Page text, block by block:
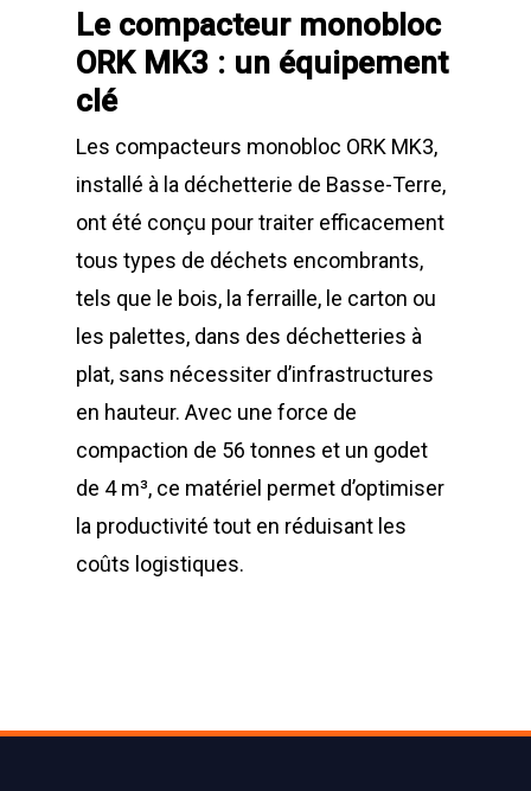
Le compacteur monobloc
ORK MK3 : un équipement
clé
Les compacteurs monobloc ORK MK3,
installé à la déchetterie de Basse-Terre,
ont été conçu pour traiter efficacement
tous types de déchets encombrants,
tels que le bois, la ferraille, le carton ou
les palettes, dans des déchetteries à
plat, sans nécessiter d’infrastructures
en hauteur. Avec une force de
compaction de 56 tonnes et un godet
de 4 m³, ce matériel permet d’optimiser
la productivité tout en réduisant les
coûts logistiques.
Déchetterie Mobile
Synthèse de notre
Equipements divers